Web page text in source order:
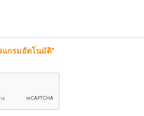
กรมอัตโนมัติ"